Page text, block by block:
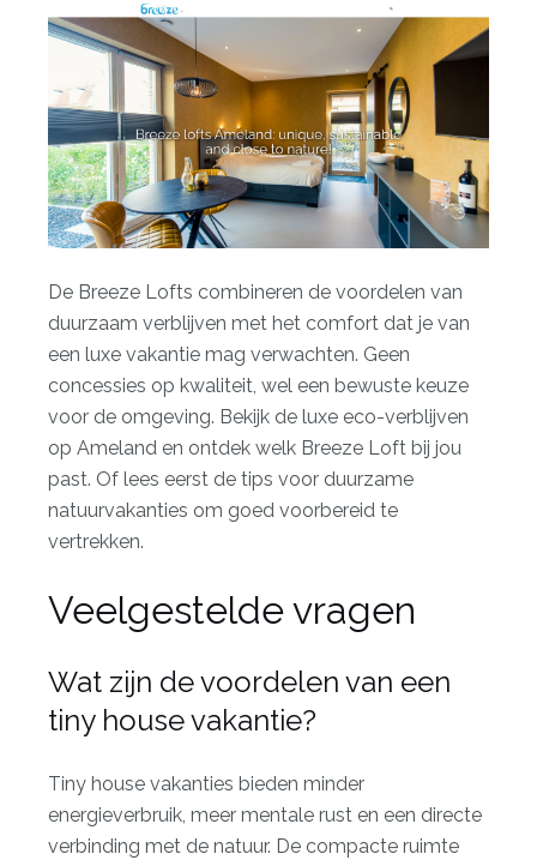
De Breeze Lofts combineren de voordelen van
duurzaam verblijven met het comfort dat je van
een luxe vakantie mag verwachten. Geen
concessies op kwaliteit, wel een bewuste keuze
voor de omgeving. Bekijk de luxe eco-verblijven
op Ameland en ontdek welk Breeze Loft bij jou
past. Of lees eerst de tips voor duurzame
natuurvakanties om goed voorbereid te
vertrekken.
Veelgestelde vragen
Wat zijn de voordelen van een
tiny house vakantie?
Tiny house vakanties bieden minder
energieverbruik, meer mentale rust en een directe
verbinding met de natuur. De compacte ruimte